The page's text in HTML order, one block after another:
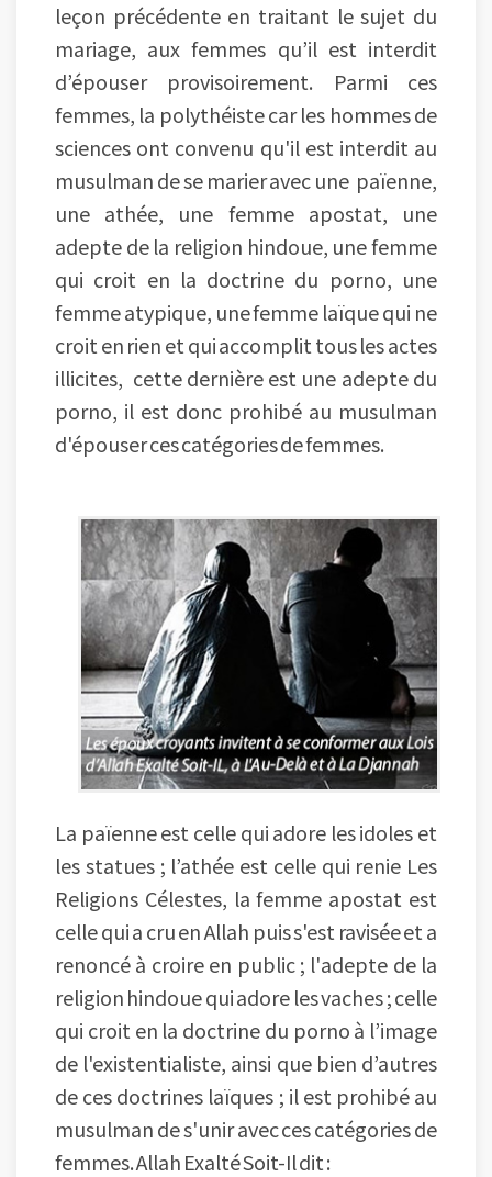
leçon précédente en traitant le sujet du
mariage, aux femmes qu’il est interdit
d’épouser provisoirement. Parmi ces
femmes, la polythéiste car les hommes de
sciences ont convenu qu'il est interdit au
musulman de se marier avec une païenne,
une athée, une femme apostat, une
adepte de la religion hindoue, une femme
qui croit en la doctrine du porno, une
femme atypique, une femme laïque qui ne
croit en rien et qui accomplit tous les actes
illicites, cette dernière est une adepte du
porno, il est donc prohibé au musulman
d'épouser ces catégories de femmes.
La païenne est celle qui adore les idoles et
les statues ; l’athée est celle qui renie Les
Religions Célestes, la femme apostat est
celle qui a cru en Allah puis s'est ravisée et a
renoncé à croire en public ; l'adepte de la
religion hindoue qui adore les vaches ; celle
qui croit en la doctrine du porno à l’image
de l'existentialiste, ainsi que bien d’autres
de ces doctrines laïques ; il est prohibé au
musulman de s'unir avec ces catégories de
femmes. Allah Exalté Soit-Il dit :